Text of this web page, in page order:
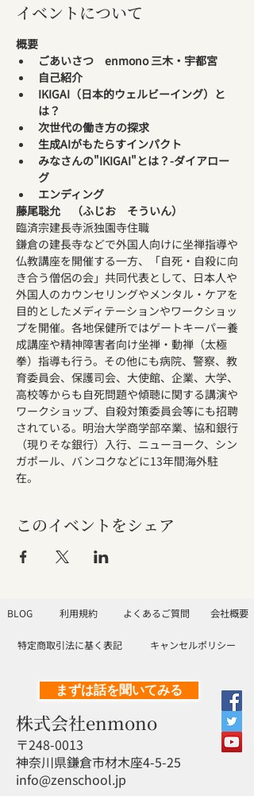
イベントについて
概要
ごあいさつ　enmono 三木・宇都宮
自己紹介
IKIGAI（日本的ウェルビーイング）と
は？
次世代の働き方の探求
生成AIがもたらすインパクト
みなさんの"IKIGAI"とは？-ダイアロー
グ
エンディング
藤尾聡允　（ふじお　そういん）
臨済宗建長寺派独園寺住職
鎌倉の建長寺などで外国人向けに坐禅指導や
仏教講座を開催する一方、「自死・自殺に向
き合う僧侶の会」共同代表として、日本人や
外国人のカウンセリングやメンタル・ケアを
目的としたメディテーションやワークショッ
プを開催。各地保健所ではゲートキーパー養
成講座や精神障害者向け坐禅・動禅（太極
拳）指導も行う。その他にも病院、警察、教
育委員会、保護司会、大使館、企業、大学、
高校等からも自死問題や傾聴に関する講演や
ワークショップ、自殺対策委員会等にも招聘
されている。明治大学商学部卒業、協和銀行
（現りそな銀行）入行、ニューヨーク、シン
ガポール、バンコクなどに13年間海外駐
在。
このイベントをシェア
BLOG 利用規約 よくあるご質問 会社概要
特定商取引法に基く表記 キャンセルポリシー
まずは話を聞いてみる
株式会社enmono
〒248-0013
神奈川県鎌倉市材木座4-5-25
info@zenschool.jp